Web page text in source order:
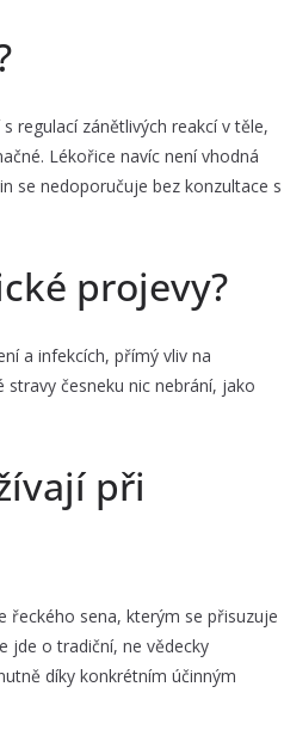
regulací zánětlivých reakcí v těle,
Lékořice navíc není vhodná
se nedoporučuje bez konzultace s
projevy?
a infekcích, přímý vliv na
stravy česneku nic nebrání, jako
při
řeckého sena, kterým se přisuzuje
jde o tradiční, ne vědecky
díky konkrétním účinným